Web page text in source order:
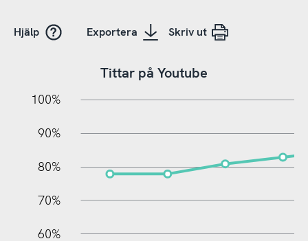
Hjälp Exportera Skriv ut
Tittar på Youtube
100%
90%
80%
70%
60%